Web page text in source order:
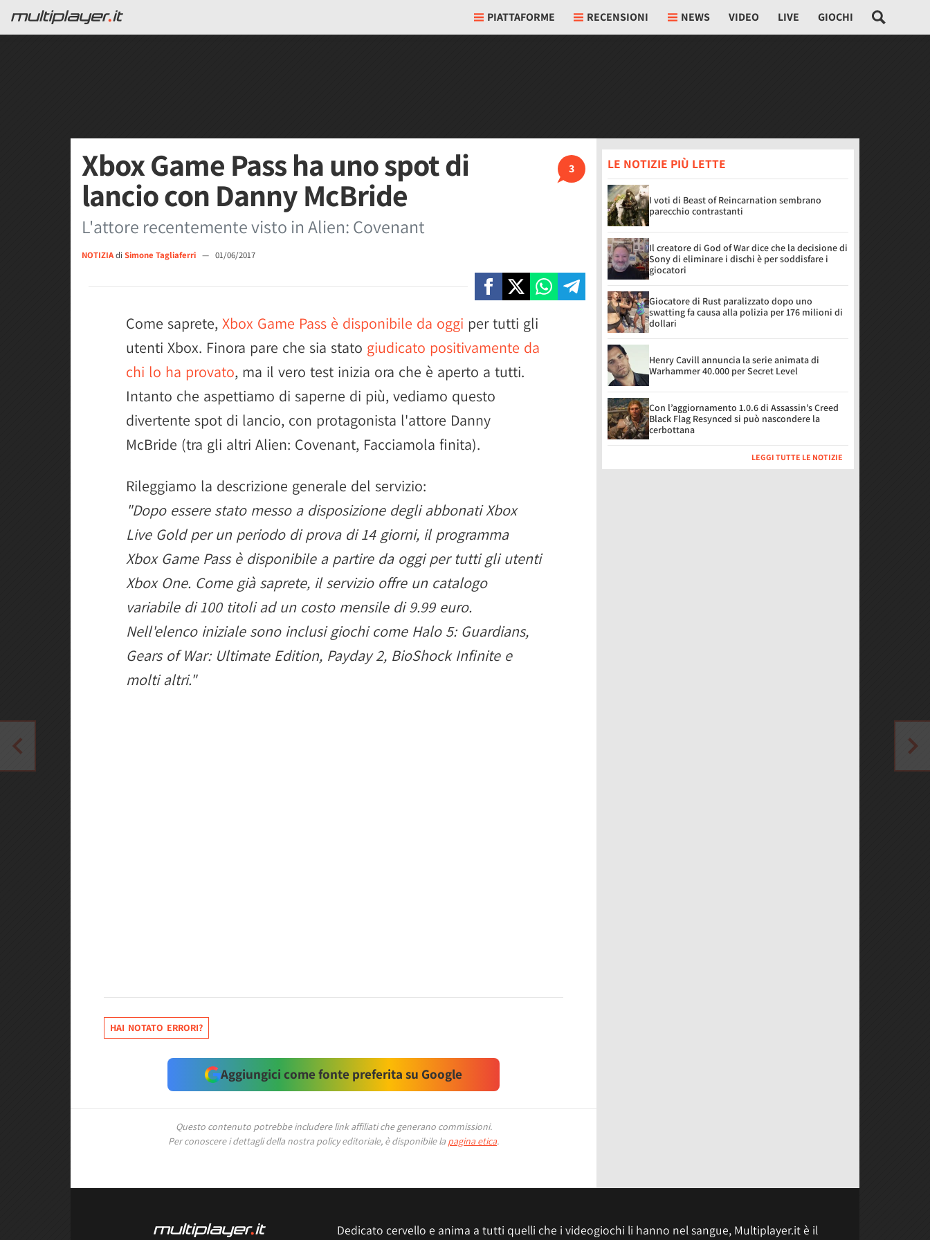
PIATTAFORME RECENSIONI NEWS VIDEO LIVE GIOCHI
3
Xbox Game Pass ha uno spot di
lancio con Danny McBride
L'attore recentemente visto in Alien: Covenant
NOTIZIAdi Simone Tagliaferri — 01/06/2017
Come saprete, Xbox Game Pass è disponibile da oggi per tutti gli
utenti Xbox. Finora pare che sia stato giudicato positivamente da
chi lo ha provato, ma il vero test inizia ora che è aperto a tutti.
Intanto che aspettiamo di saperne di più, vediamo questo
divertente spot di lancio, con protagonista l'attore Danny
McBride (tra gli altri Alien: Covenant, Facciamola finita).
Rileggiamo la descrizione generale del servizio:
"Dopo essere stato messo a disposizione degli abbonati Xbox
Live Gold per un periodo di prova di 14 giorni, il programma
Xbox Game Pass è disponibile a partire da oggi per tutti gli utenti
Xbox One. Come già saprete, il servizio offre un catalogo
variabile di 100 titoli ad un costo mensile di 9.99 euro.
Nell'elenco iniziale sono inclusi giochi come Halo 5: Guardians,
Gears of War: Ultimate Edition, Payday 2, BioShock Infinite e
molti altri."
HAI NOTATO ERRORI?
Aggiungici come fonte preferita su Google
Questo contenuto potrebbe includere link affiliati che generano commissioni.
Per conoscere i dettagli della nostra policy editoriale, è disponibile la pagina etica.
LE NOTIZIE PIÙ LETTE
I voti di Beast of Reincarnation sembrano
parecchio contrastanti
Il creatore di God of War dice che la decisione di
Sony di eliminare i dischi è per soddisfare i
giocatori
Giocatore di Rust paralizzato dopo uno
swatting fa causa alla polizia per 176 milioni di
dollari
Henry Cavill annuncia la serie animata di
Warhammer 40.000 per Secret Level
Con l’aggiornamento 1.0.6 di Assassin’s Creed
Black Flag Resynced si può nascondere la
cerbottana
LEGGI TUTTE LE NOTIZIE
Dedicato cervello e anima a tutti quelli che i videogiochi li hanno nel sangue, Multiplayer.it è il